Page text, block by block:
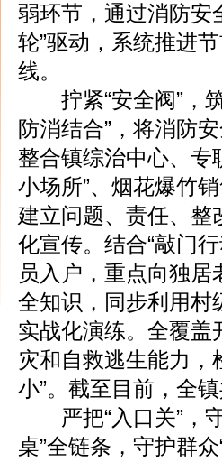
弱环节，通过消防安
轮”驱动，系统推进
线。
拧紧“安全阀”，筑
防消结合”，将消防
整合镇综治中心、专
小场所”、烟花爆竹
建立问题、责任、整
化宣传。结合“敲门
员入户，重点向独
全知识，同步利用村
实战化演练。全覆盖
灾和自救逃生能力，
小”。截至目前，全
严把“入口关”，守
桌”全链条，守护群